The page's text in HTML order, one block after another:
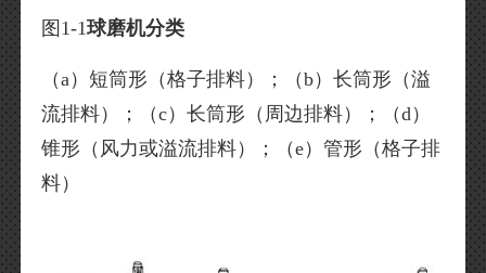
图1-1球磨机分类
（a）短筒形（格子排料）；（b）长筒形（溢
流排料）；（c）长筒形（周边排料）；（d）
锥形（风力或溢流排料）；（e）管形（格子排
料）